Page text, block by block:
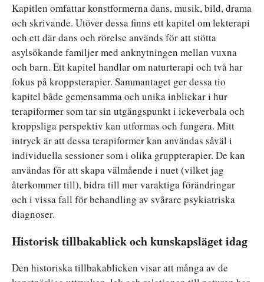
Kapitlen omfattar konstformerna dans, musik, bild, drama
och skrivande. Utöver dessa finns ett kapitel om lekterapi
och ett där dans och rörelse används för att stötta
asylsökande familjer med anknytningen mellan vuxna
och barn. Ett kapitel handlar om naturterapi och två har
fokus på kroppsterapier. Sammantaget ger dessa tio
kapitel både gemensamma och unika inblickar i hur
terapiformer som tar sin utgångspunkt i ickeverbala och
kroppsliga perspektiv kan utformas och fungera. Mitt
intryck är att dessa terapiformer kan användas såväl i
individuella sessioner som i olika gruppterapier. De kan
användas för att skapa välmående i nuet (vilket jag
återkommer till), bidra till mer varaktiga förändringar
och i vissa fall för behandling av svårare psykiatriska
diagnoser.
Historisk tillbakablick och kunskapsläget idag
Den historiska tillbakablicken visar att många av de